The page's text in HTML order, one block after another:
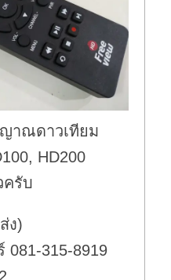
าณดาวเทียม
HD200
ครับ
ง)
315-8919